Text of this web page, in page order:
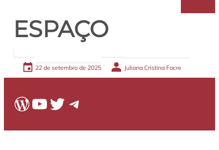
Search
ESPAÇO
22 de setembro de 2025 Juliana Cristina Facre
WordPress
Youtube
Twitter
Telegram